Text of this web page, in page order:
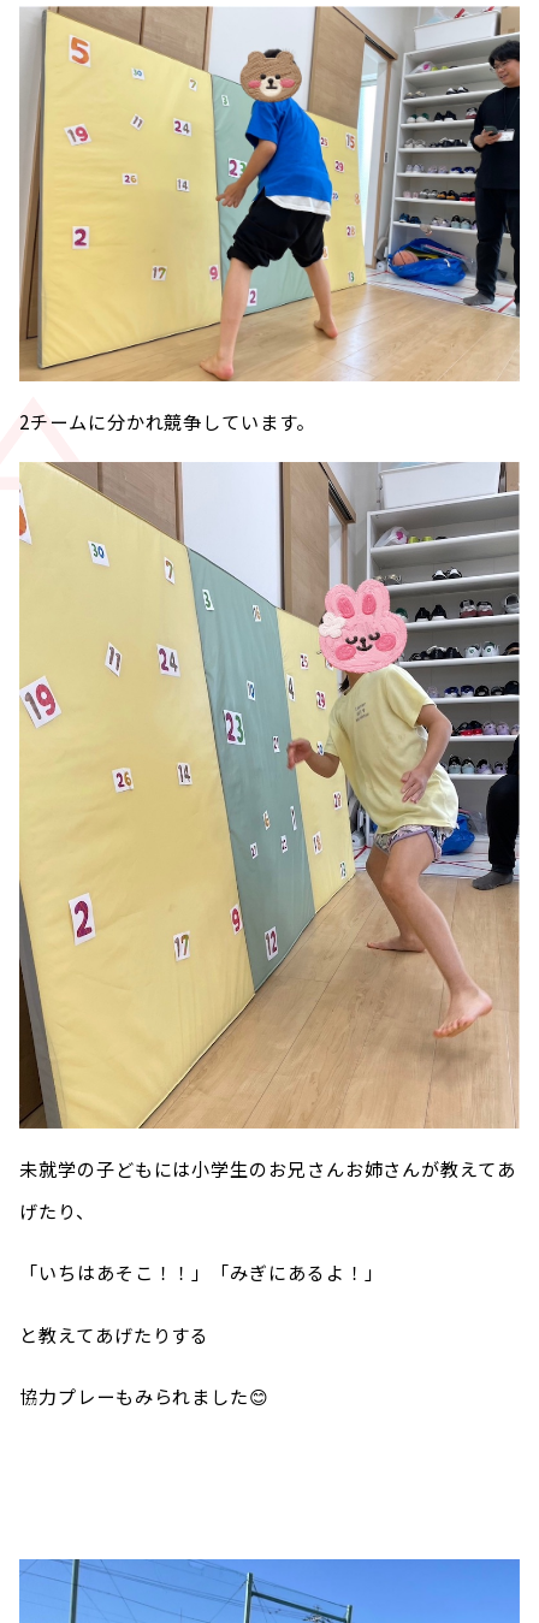
2チームに分かれ競争しています。
未就学の子どもには小学生のお兄さんお姉さんが教えてあ
げたり、
「いちはあそこ！！」「みぎにあるよ！」
と教えてあげたりする
協力プレーもみられました😊